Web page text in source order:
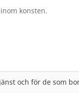
konsten.
och för de som